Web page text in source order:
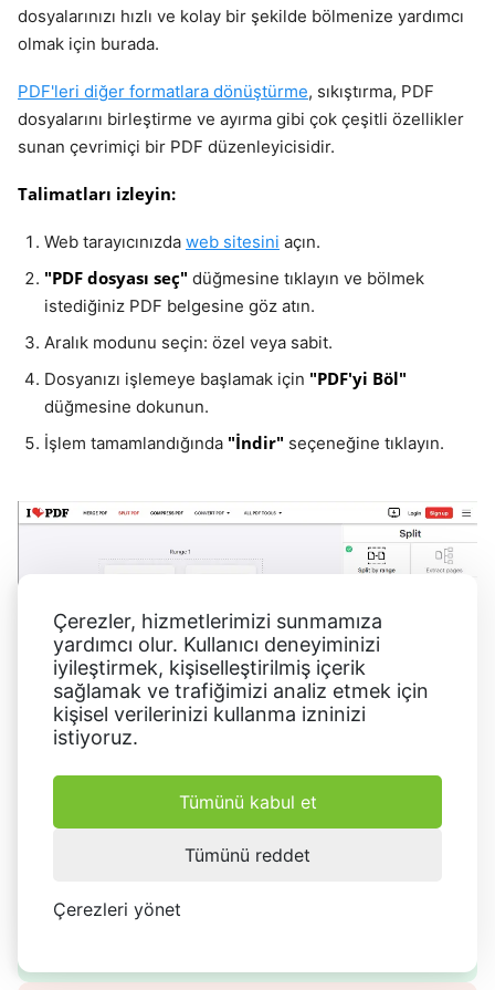
Çerezler, hizmetlerimizi sunmamıza
yardımcı olur. Kullanıcı deneyiminizi
iyileştirmek, kişiselleştirilmiş içerik
sağlamak ve trafiğimizi analiz etmek için
kişisel verilerinizi kullanma izninizi
istiyoruz.
Tümünü kabul et
Tümünü reddet
Çerezleri yönet
dosyalarınızı hızlı ve kolay bir şekilde bölmenize yardımcı
olmak için burada.
PDF'leri diğer formatlara dönüştürme, sıkıştırma, PDF
dosyalarını birleştirme ve ayırma gibi çok çeşitli özellikler
sunan çevrimiçi bir PDF düzenleyicisidir.
Talimatları izleyin:
Web tarayıcınızda web sitesini açın.
"PDF dosyası seç" düğmesine tıklayın ve bölmek
istediğiniz PDF belgesine göz atın.
Aralık modunu seçin: özel veya sabit.
Dosyanızı işlemeye başlamak için "PDF'yi Böl"
düğmesine dokunun.
İşlem tamamlandığında "İndir" seçeneğine tıklayın.
birkaç aralık ayarlayabilirsiniz.